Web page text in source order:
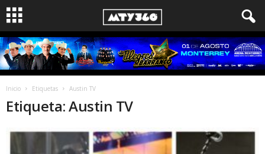
Inicio Etiquetas Austin TV
Etiqueta: Austin TV